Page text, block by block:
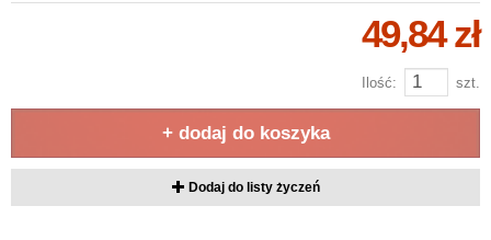
49,84 zł
Ilość: szt.
+ dodaj do koszyka
Dodaj do listy życzeń